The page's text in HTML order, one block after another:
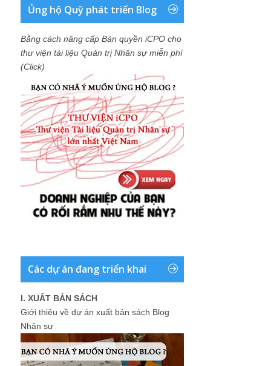
Ủng hộ Quỹ phát triển Blog
Bằng cách nâng cấp Bản quyền iCPO cho
thư viện tài liệu Quản trị Nhân sự miễn phí
(Click)
Các dự án đang triển khai
I. XUẤT BẢN SÁCH
Giới thiệu về dự án xuất bản sách Blog
Nhân sự